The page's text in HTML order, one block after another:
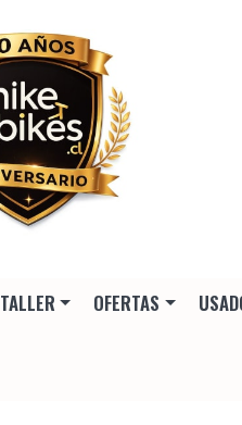
TALLER OFERTAS